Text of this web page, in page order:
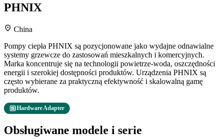
PHNIX
location_on China
Pompy ciepła PHNIX są pozycjonowane jako wydajne odnawialne
systemy grzewcze do zastosowań mieszkalnych i komercyjnych.
Marka koncentruje się na technologii powietrze-woda, oszczędności
energii i szerokiej dostępności produktów. Urządzenia PHNIX są
często wybierane za praktyczną efektywność i skalowalną gamę
produktów.
developer_boardHardware Adapter
Obsługiwane modele i serie